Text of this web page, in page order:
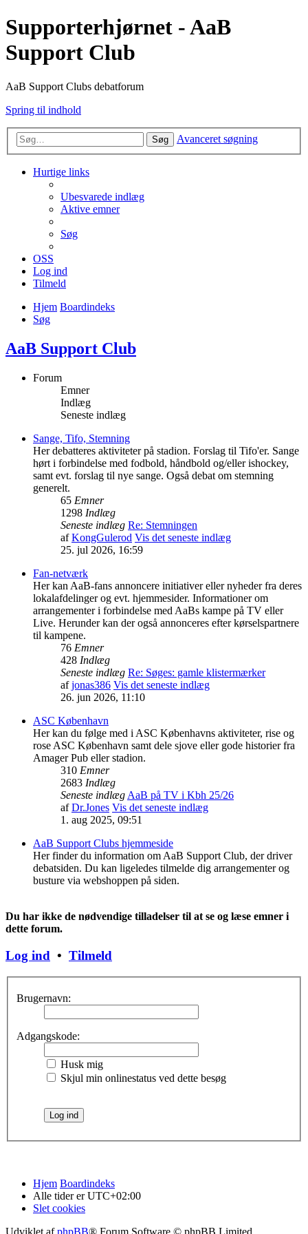
Supporterhjørnet - AaB
Support Club
AaB Support Clubs debatforum
Spring til indhold
Søg Avanceret søgning
Hurtige links
Ubesvarede indlæg
Aktive emner
Søg
OSS
Log ind
Tilmeld
Hjem Boardindeks
Søg
AaB Support Club
Forum
Emner
Indlæg
Seneste indlæg
Sange, Tifo, Stemning
Her debatteres aktiviteter på stadion. Forslag til Tifo'er. Sange
hørt i forbindelse med fodbold, håndbold og/eller ishockey,
samt evt. forslag til nye sange. Også debat om stemning
generelt.
65 Emner
1298 Indlæg
Seneste indlæg Re: Stemningen
afKongGulerod Vis det seneste indlæg
25. jul 2026, 16:59
Fan-netværk
Her kan AaB-fans annoncere initiativer eller nyheder fra deres
lokalafdelinger og evt. hjemmesider. Informationer om
arrangementer i forbindelse med AaBs kampe på TV eller
Live. Herunder kan der også annonceres efter kørselspartnere
til kampene.
76 Emner
428 Indlæg
Seneste indlæg Re: Søges: gamle klistermærker
afjonas386 Vis det seneste indlæg
26. jun 2026, 11:10
ASC København
Her kan du følge med i ASC Københavns aktiviteter, rise og
rose ASC København samt dele sjove eller gode historier fra
Amager Pub eller stadion.
310 Emner
2683 Indlæg
Seneste indlæg AaB på TV i Kbh 25/26
afDr.Jones Vis det seneste indlæg
1. aug 2025, 09:51
AaB Support Clubs hjemmeside
Her finder du information om AaB Support Club, der driver
debatsiden. Du kan ligeledes tilmelde dig arrangementer og
busture via webshoppen på siden.
Du har ikke de nødvendige tilladelser til at se og læse emner i
dette forum.
Log ind • Tilmeld
Brugernavn:
Adgangskode:
Husk mig
Skjul min onlinestatus ved dette besøg
Hjem Boardindeks
Alle tider erUTC+02:00
Slet cookies